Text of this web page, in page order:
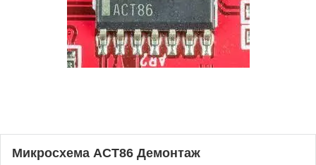
Микросхема ACT86 Демонтаж